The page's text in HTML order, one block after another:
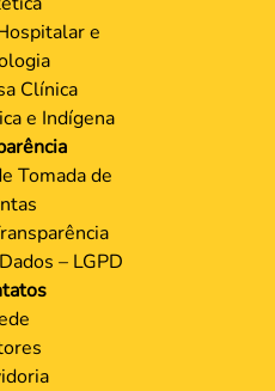
e
Clínica
e Indígena
Tomada de
– LGPD